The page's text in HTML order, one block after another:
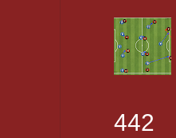
442